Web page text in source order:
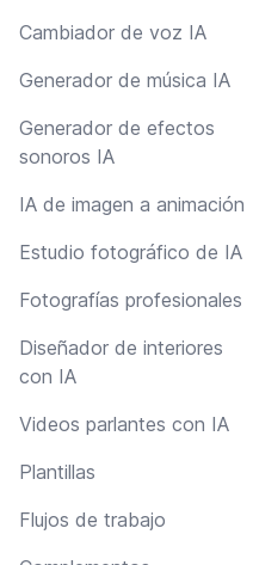
Cambiador de voz IA
Generador de música IA
Generador de efectos
sonoros IA
IA de imagen a animación
Estudio fotográfico de IA
Fotografías profesionales
Diseñador de interiores
con IA
Videos parlantes con IA
Plantillas
Flujos de trabajo